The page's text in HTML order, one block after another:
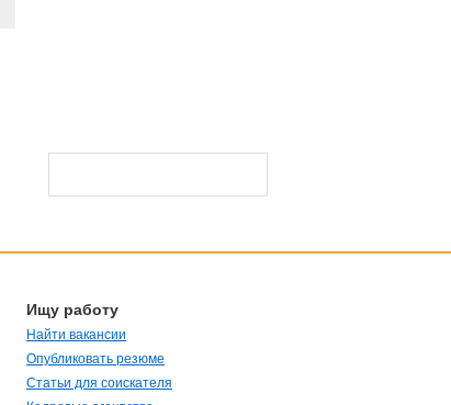
Ищу работу
Найти вакансии
Опубликовать резюме
Статьи для соискателя